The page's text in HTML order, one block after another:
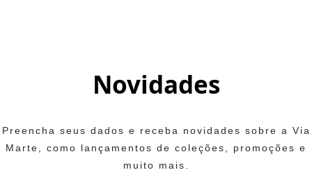
Novidades
Preencha seus dados e receba novidades sobre a Via
Marte, como lançamentos de coleções, promoções e
muito mais.